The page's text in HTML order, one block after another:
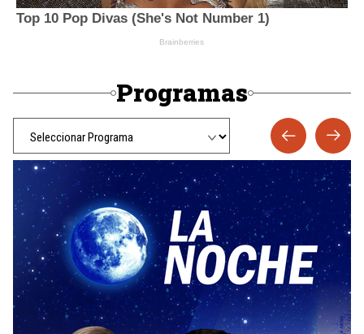
Programas